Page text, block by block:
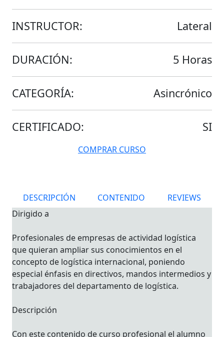
INSTRUCTOR: Lateral
DURACIÓN: 5 Horas
CATEGORÍA: Asincrónico
CERTIFICADO: SI
COMPRAR CURSO
DESCRIPCIÓN CONTENIDO
REVIEWS
Dirigido a
Profesionales de empresas de actividad logística
que quieran ampliar sus conocimientos en el
concepto de logística internacional, poniendo
especial énfasis en directivos, mandos intermedios y
trabajadores del departamento de logística.
Descripción
Con este contenido de curso profesional el alumno